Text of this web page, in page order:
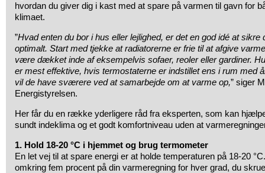
hvordan du giver dig i kast med at spare på varmen til gavn for
klimaet.
”Hvad enten du bor i hus eller lejlighed, er det en god idé at sikre
optimalt. Start med tjekke at radiatorerne er frie til at afgive
være dækket inde af eksempelvis sofaer, reoler eller gardiner.
er mest effektive, hvis termostaterne er indstillet ens i rum med
vil de have sværere ved at samarbejde om at varme op,” siger
Energistyrelsen.
Her får du en række yderligere råd fra eksperten, som kan
sundt indeklima og et godt komfortniveau uden at
1. Hold 18-20 °C i hjemmet og brug termometer
En let vej til at spare energi er at holde temperaturen på 18-20
omkring fem procent på din varmeregning for hver grad, du